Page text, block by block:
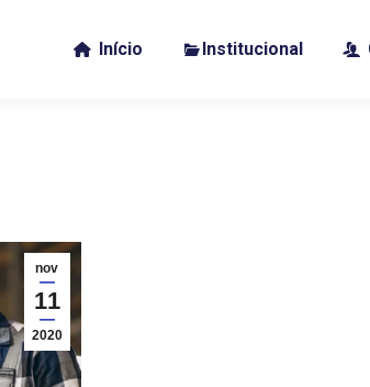
Início Institucional
nov
11
2020